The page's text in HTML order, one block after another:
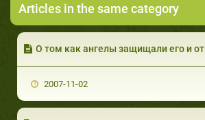
Articles in the same category
О том как ангелы защищали его и
2007-11-02